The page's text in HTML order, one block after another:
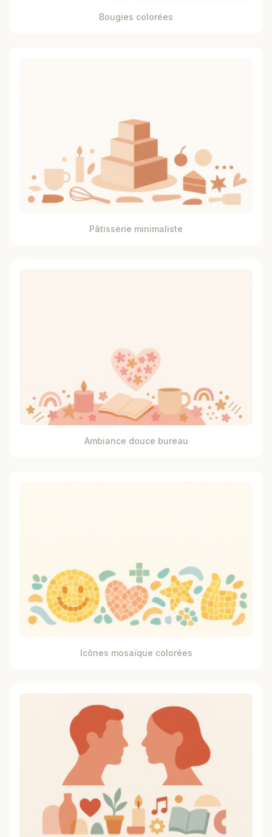
Bougies colorées
Pâtisserie minimaliste
Ambiance douce bureau
Icônes mosaïque colorées